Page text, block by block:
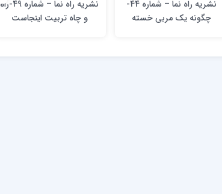
نشریه راه نما – شماره 44-
چگونه یک مربی خسته
مربی تربیتی)
نشریه راه نما – شماره 49-راه
و چاه تربیت اینجاست